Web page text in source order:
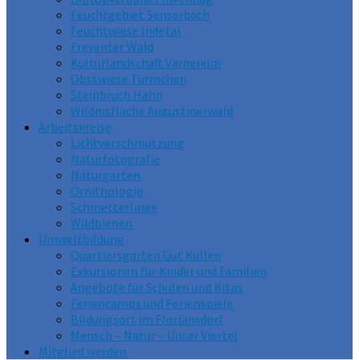
Feuchtgebiet Senserbach
Feuchtwiese Indetal
Freyenter Wald
Kulturlandschaft Varnenum
Obstwiese Türmchen
Steinbruch Hahn
Wildnisfläche Augustinerwald
Arbeitskreise
Lichtverschmutzung
Naturfotografie
Naturgarten
Ornithologie
Schmetterlinge
Wildbienen
Umweltbildung
Quartiersgarten Gut Kullen
Exkursionen für Kinder und Familien
Angebote für Schulen und Kitas
Feriencamps und Ferienspiele
Bildungsort im Floriansdorf
Mensch – Natur – Unser Viertel
Mitglied werden